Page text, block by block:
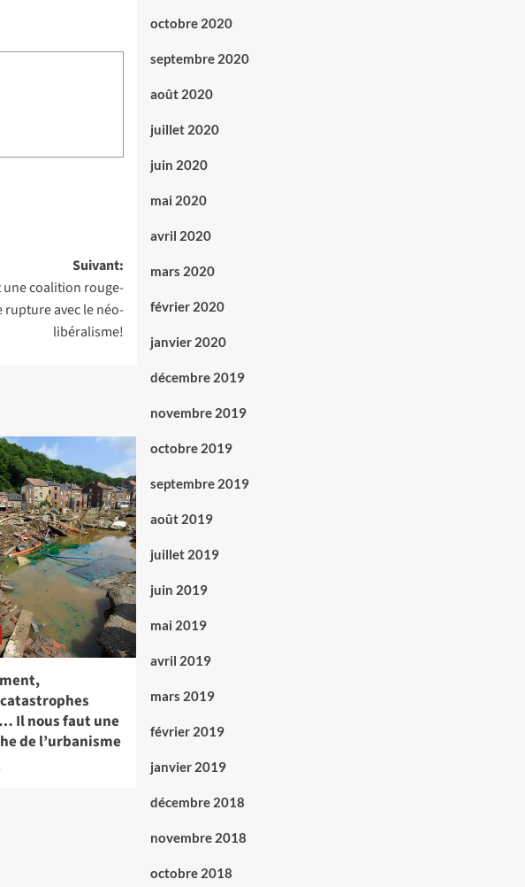
Suivant:
une coalition rouge-
avec le néo-
libéralisme!
Il nous faut une
de l’urbanisme
octobre 2020
septembre 2020
août 2020
juillet 2020
juin 2020
mai 2020
avril 2020
mars 2020
février 2020
janvier 2020
décembre 2019
novembre 2019
octobre 2019
septembre 2019
août 2019
juillet 2019
juin 2019
mai 2019
avril 2019
mars 2019
février 2019
janvier 2019
décembre 2018
novembre 2018
octobre 2018